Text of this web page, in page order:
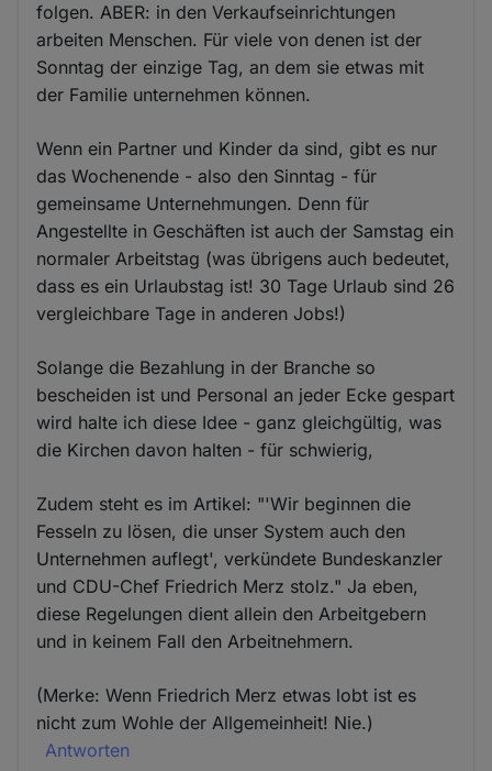
folgen. ABER: in den Verkaufseinrichtungen
arbeiten Menschen. Für viele von denen ist der
Sonntag der einzige Tag, an dem sie etwas mit
der Familie unternehmen können.
Wenn ein Partner und Kinder da sind, gibt es nur
das Wochenende - also den Sinntag - für
gemeinsame Unternehmungen. Denn für
Angestellte in Geschäften ist auch der Samstag ein
normaler Arbeitstag (was übrigens auch bedeutet,
dass es ein Urlaubstag ist! 30 Tage Urlaub sind 26
vergleichbare Tage in anderen Jobs!)
Solange die Bezahlung in der Branche so
bescheiden ist und Personal an jeder Ecke gespart
wird halte ich diese Idee - ganz gleichgültig, was
die Kirchen davon halten - für schwierig,
Zudem steht es im Artikel: "'Wir beginnen die
Fesseln zu lösen, die unser System auch den
Unternehmen auflegt', verkündete Bundeskanzler
und CDU-Chef Friedrich Merz stolz." Ja eben,
diese Regelungen dient allein den Arbeitgebern
und in keinem Fall den Arbeitnehmern.
(Merke: Wenn Friedrich Merz etwas lobt ist es
nicht zum Wohle der Allgemeinheit! Nie.)
Antworten